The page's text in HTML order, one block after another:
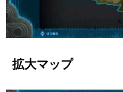
拡大マップ